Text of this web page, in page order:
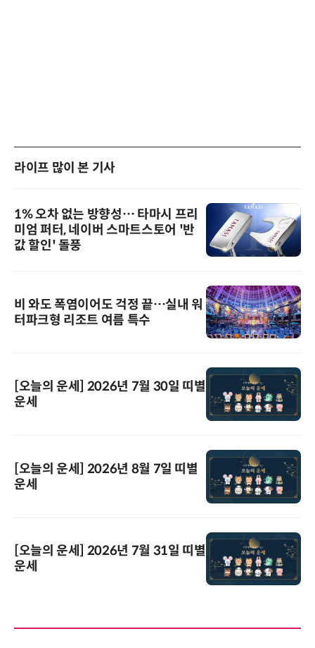
라이프 많이 본 기사
1% 오차 없는 방향성… 타마시 프리
미엄 퍼터, 네이버 스마트스토어 '반
값 할인' 돌풍
비 와도 폭염이어도 걱정 끝…실내 워
터파크형 리조트 여름 특수
[오늘의 운세] 2026년 7월 30일 띠별
운세
[오늘의 운세] 2026년 8월 7일 띠별
운세
[오늘의 운세] 2026년 7월 31일 띠별
운세